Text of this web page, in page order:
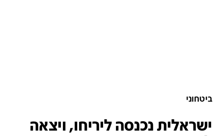
ביטחוני
ישראלית נכנסה ליריחו, ויצאה